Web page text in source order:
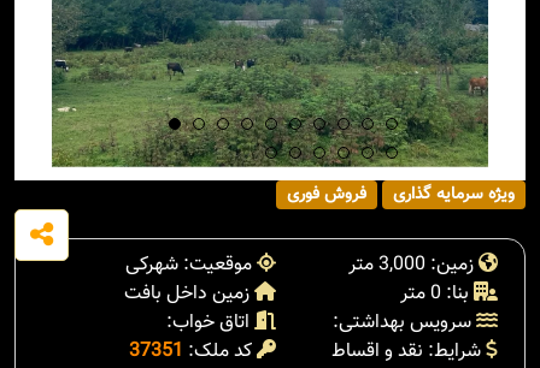
ویژه سرمایه گذاری فروش فوری
زمین: 3,000 متر
موقعیت: شهرکی
بنا: 0 متر
زمین داخل بافت
سرویس بهداشتی:
اتاق خواب:
شرایط: نقد و اقساط
کد ملک: 37351